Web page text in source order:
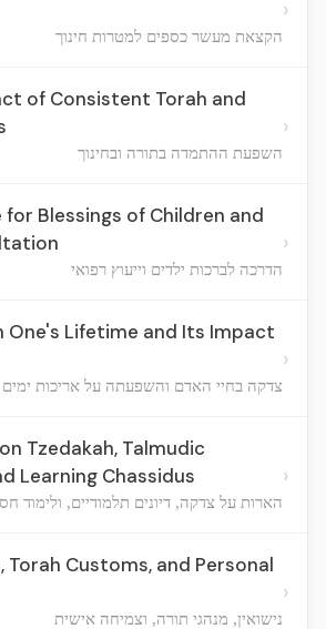
הקצאת מעשר כספים למטרות חינוך
›
of Consistent Torah and
השפעת ההתמדה בתורה ובחינוך
›
for Blessings of Children and
הדרכה לברכות ילדים וייעוץ רפואי
›
One's Lifetime and Its Impact
צדקה בחיי האדם והשפעתה על אריכות ימים
›
Tzedakah, Talmudic
Learning Chassidus
הארות על צדקה, דיונים תלמודיים, ולימוד
›
Torah Customs, and Personal
נישואין, מנהגי תורה, וצמיחה אישית
›